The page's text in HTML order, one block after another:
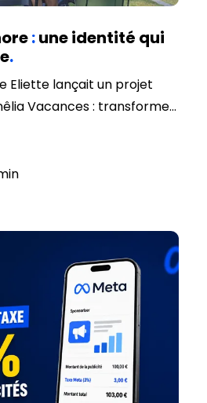
:une identité qui
.
Eliette lançait un projet
Vacances : transformer
une mélodie mémorable.
l’artiste-influenceur Jules
sur le pouvoir du